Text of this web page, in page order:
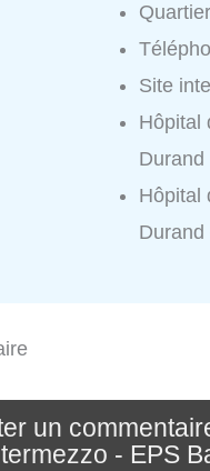
Site
Hôpital
Durand
Hôpital
Durand
un
- EPS